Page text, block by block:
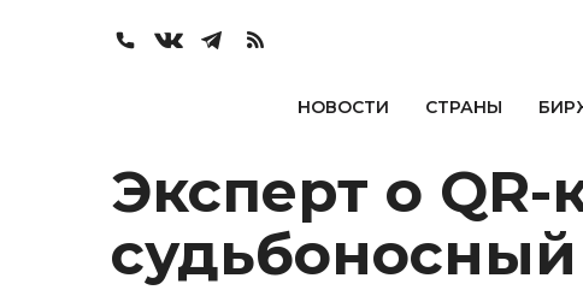
НОВОСТИ СТРАНЫ
Эксперт о